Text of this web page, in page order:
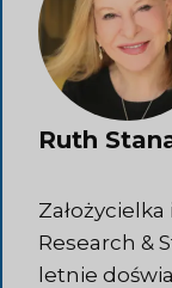
Ruth
Research &
letnie